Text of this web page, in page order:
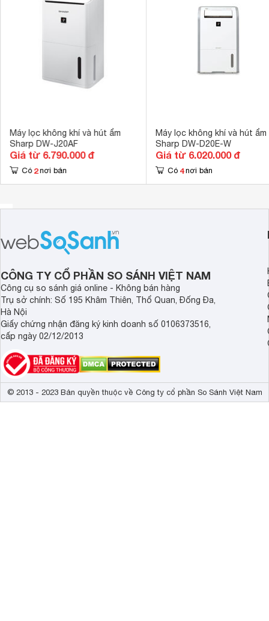
HỆ THỐNG HÚT ẨM TỰ ĐỘNG
Với chế độ này, thiết bị tự động điều chỉnh hoạt động của
bầu không khí dễ chịu trong phòng.
Công nghệ Inverter Không
Khử mùi
Tính năng
Sấy khô
Trọng lượng 12.2 Kg
Máy lọc không khí và hút ẩm
Sharp DW-J20AF
Giá từ 6.790.000 đ
Có 2 nơi bán
Máy lọc không khí và hút ẩm
Sharp DW-D20E-W
Giá từ 6.020.000 đ
Có 4 nơi bán
CÔNG TY CỔ PHẦN SO SÁNH VIỆT NAM
Công cụ so sánh giá online - Không bán hàng
Trụ sở chính: Số 195 Khâm Thiên, Thổ Quan, Đống Đa,
Hà Nội
Giấy chứng nhận đăng ký kinh doanh số 0106373516,
cấp ngày 02/12/2013
© 2013 - 2023 Bản quyền thuộc về Công ty cổ phần So Sánh Việt Nam